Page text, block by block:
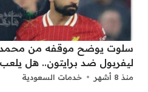
سلوت يوضح موقفه من محمد
ليفربول ضد برايتون.. هل
منذ 8 أشهر خدمات السعودية